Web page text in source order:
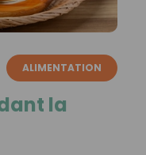
ALIMENTATION
la